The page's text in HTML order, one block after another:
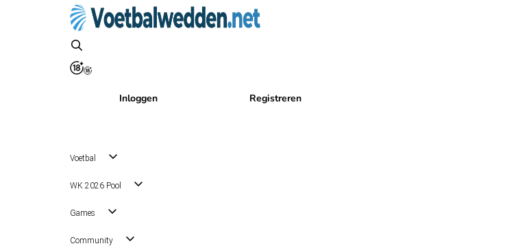
Inloggen Registreren
Voetbal
WK 2026 Pool
Games
Community